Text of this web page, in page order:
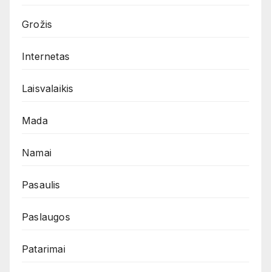
Grožis
Internetas
Laisvalaikis
Mada
Namai
Pasaulis
Paslaugos
Patarimai